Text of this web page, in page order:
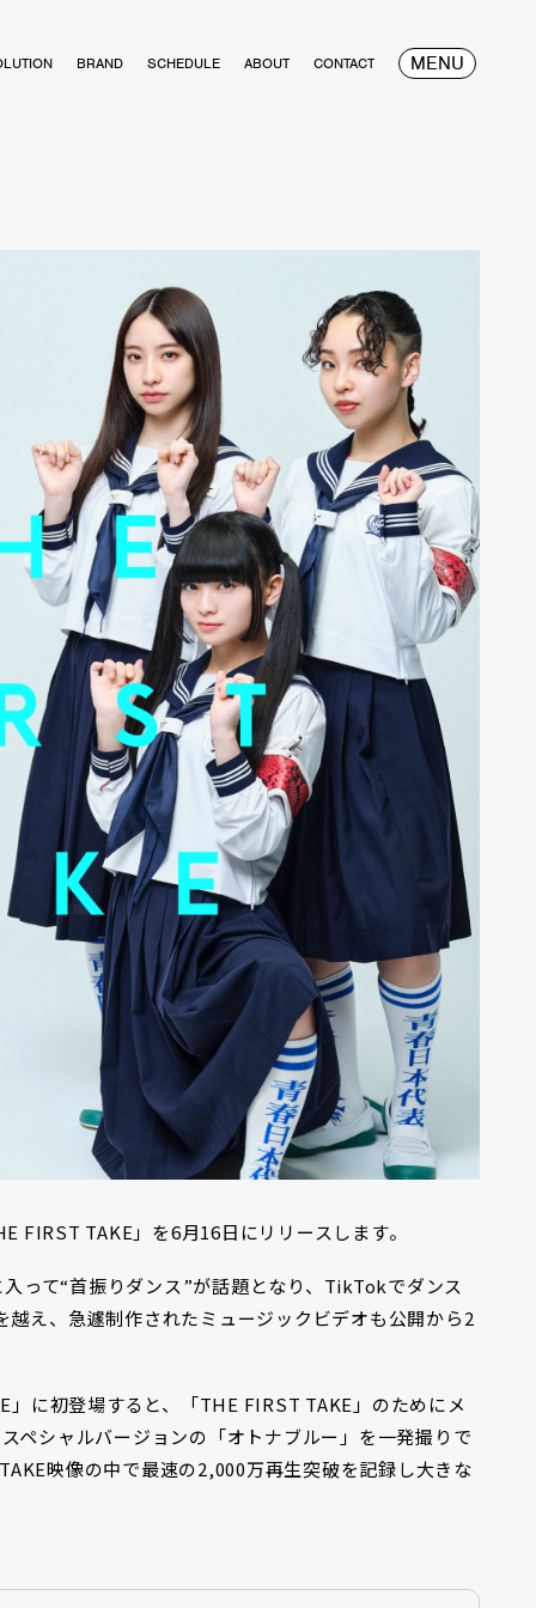
BRAND SCHEDULE ABOUT CONTACT MENU
FIRST TAKE」を6月16日にリリースします。
って“首振りダンス”が話題となり、TikTokでダンス
え、急遽制作されたミュージックビデオも公開から2
に初登場すると、「THE FIRST TAKE」のためにメ
ペシャルバージョンの「オトナブルー」を一発撮りで
映像の中で最速の2,000万再生突破を記録し大きな